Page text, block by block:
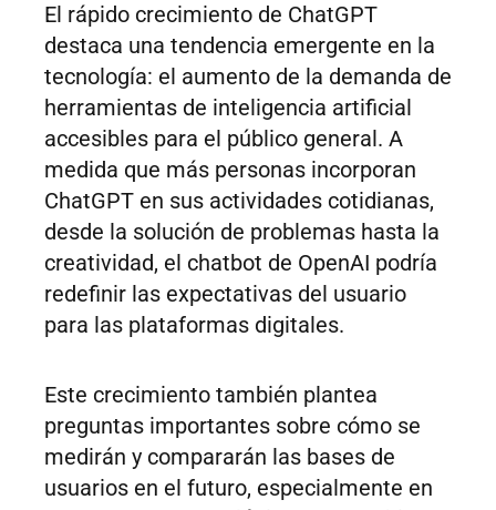
El rápido crecimiento de ChatGPT
destaca una tendencia emergente en la
tecnología: el aumento de la demanda de
herramientas de inteligencia artificial
accesibles para el público general. A
medida que más personas incorporan
ChatGPT en sus actividades cotidianas,
desde la solución de problemas hasta la
creatividad, el chatbot de OpenAI podría
redefinir las expectativas del usuario
para las plataformas digitales.
Este crecimiento también plantea
preguntas importantes sobre cómo se
medirán y compararán las bases de
usuarios en el futuro, especialmente en